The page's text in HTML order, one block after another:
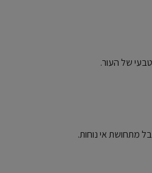
של העור.
מתחושת אי נוחות.